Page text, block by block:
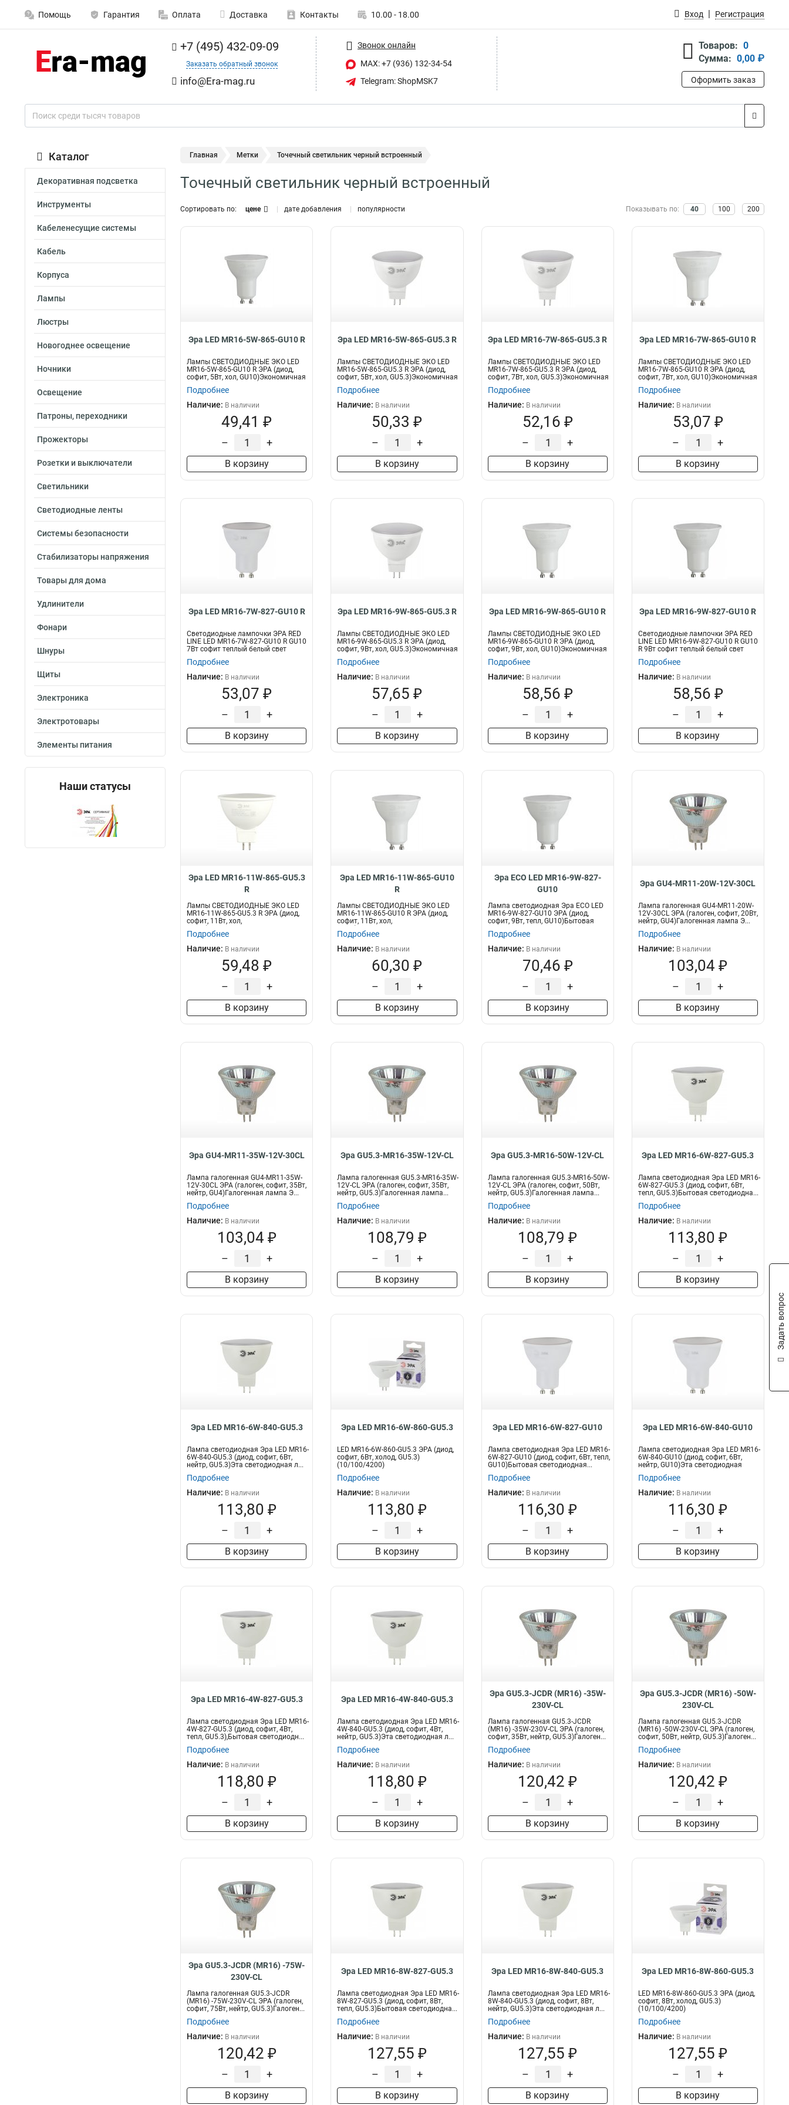
Помощь Гарантия Оплата Доставка Контакты 10.00 - 18.00 Вход Регистрация
+7 (495) 432-09-09
Заказать обратный звонок
info@Era-mag.ru
Звонок онлайн
MAX: +7 (936) 132-34-54
Telegram: ShopMSK7
Товаров: 0
Сумма: 0,00 ₽
Оформить заказ
Каталог
Декоративная подсветка
Инструменты
Кабеленесущие системы
Кабель
Корпуса
Лампы
Люстры
Новогоднее освещение
Ночники
Освещение
Патроны, переходники
Прожекторы
Розетки и выключатели
Светильники
Светодиодные ленты
Системы безопасности
Стабилизаторы напряжения
Товары для дома
Удлинители
Фонари
Шнуры
Щиты
Электроника
Электротовары
Элементы питания
Наши статусы
Главная Метки Точечный светильник черный встроенный
Точечный светильник черный встроенный
Сортировать по: цене дате добавления популярности Показывать по: 40 100 200
Эра LED MR16-5W-865-GU10 R
Лампы СВЕТОДИОДНЫЕ ЭКО LED
MR16-5W-865-GU10 R ЭРА (диод,
софит, 5Вт, хол, GU10)Экономичная
Подробнее
Наличие: В наличии
49,41 ₽
– +
В корзину
Эра LED MR16-5W-865-GU5.3 R
Лампы СВЕТОДИОДНЫЕ ЭКО LED
MR16-5W-865-GU5.3 R ЭРА (диод,
софит, 5Вт, хол, GU5.3)Экономичная
Подробнее
Наличие: В наличии
50,33 ₽
– +
В корзину
Эра LED MR16-7W-865-GU5.3 R
Лампы СВЕТОДИОДНЫЕ ЭКО LED
MR16-7W-865-GU5.3 R ЭРА (диод,
софит, 7Вт, хол, GU5.3)Экономичная
Подробнее
Наличие: В наличии
52,16 ₽
– +
В корзину
Эра LED MR16-7W-865-GU10 R
Лампы СВЕТОДИОДНЫЕ ЭКО LED
MR16-7W-865-GU10 R ЭРА (диод,
софит, 7Вт, хол, GU10)Экономичная
Подробнее
Наличие: В наличии
53,07 ₽
– +
В корзину
Эра LED MR16-7W-827-GU10 R
Светодиодные лампочки ЭРА RED
LINE LED MR16-7W-827-GU10 R GU10
7Вт софит теплый белый свет
Подробнее
Наличие: В наличии
53,07 ₽
– +
В корзину
Эра LED MR16-9W-865-GU5.3 R
Лампы СВЕТОДИОДНЫЕ ЭКО LED
MR16-9W-865-GU5.3 R ЭРА (диод,
софит, 9Вт, хол, GU5.3)Экономичная
Подробнее
Наличие: В наличии
57,65 ₽
– +
В корзину
Эра LED MR16-9W-865-GU10 R
Лампы СВЕТОДИОДНЫЕ ЭКО LED
MR16-9W-865-GU10 R ЭРА (диод,
софит, 9Вт, хол, GU10)Экономичная
Подробнее
Наличие: В наличии
58,56 ₽
– +
В корзину
Эра LED MR16-9W-827-GU10 R
Светодиодные лампочки ЭРА RED
LINE LED MR16-9W-827-GU10 R GU10
R 9Вт софит теплый белый свет
Подробнее
Наличие: В наличии
58,56 ₽
– +
В корзину
Эра LED MR16-11W-865-GU5.3
R
Лампы СВЕТОДИОДНЫЕ ЭКО LED
MR16-11W-865-GU5.3 R ЭРА (диод,
софит, 11Вт, хол,
GU5.3)Светодиодная...
Подробнее
Наличие: В наличии
59,48 ₽
– +
В корзину
Эра LED MR16-11W-865-GU10
R
Лампы СВЕТОДИОДНЫЕ ЭКО LED
MR16-11W-865-GU10 R ЭРА (диод,
софит, 11Вт, хол,
GU10)Экономичная св...
Подробнее
Наличие: В наличии
60,30 ₽
– +
В корзину
Эра ECO LED MR16-9W-827-
GU10
Лампа светодиодная Эра ECO LED
MR16-9W-827-GU10 ЭРА (диод,
софит, 9Вт, тепл, GU10)Бытовая
Подробнее
Наличие: В наличии
70,46 ₽
– +
В корзину
Эра GU4-MR11-20W-12V-30CL
Лампа галогенная GU4-MR11-20W-
12V-30CL ЭРА (галоген, софит, 20Вт,
нейтр, GU4)Галогенная лампа Э...
Подробнее
Наличие: В наличии
103,04 ₽
– +
В корзину
Эра GU4-MR11-35W-12V-30CL
Лампа галогенная GU4-MR11-35W-
12V-30CL ЭРА (галоген, софит, 35Вт,
нейтр, GU4)Галогенная лампа Э...
Подробнее
Наличие: В наличии
103,04 ₽
– +
В корзину
Эра GU5.3-MR16-35W-12V-CL
Лампа галогенная GU5.3-MR16-35W-
12V-CL ЭРА (галоген, софит, 35Вт,
нейтр, GU5.3)Галогенная лампа...
Подробнее
Наличие: В наличии
108,79 ₽
– +
В корзину
Эра GU5.3-MR16-50W-12V-CL
Лампа галогенная GU5.3-MR16-50W-
12V-CL ЭРА (галоген, софит, 50Вт,
нейтр, GU5.3)Галогенная лампа...
Подробнее
Наличие: В наличии
108,79 ₽
– +
В корзину
Эра LED MR16-6W-827-GU5.3
Лампа светодиодная Эра LED MR16-
6W-827-GU5.3 (диод, софит, 6Вт,
тепл, GU5.3)Бытовая светодиодна...
Подробнее
Наличие: В наличии
113,80 ₽
– +
В корзину
Эра LED MR16-6W-840-GU5.3
Лампа светодиодная Эра LED MR16-
6W-840-GU5.3 (диод, софит, 6Вт,
нейтр, GU5.3)Эта светодиодная л...
Подробнее
Наличие: В наличии
113,80 ₽
– +
В корзину
Эра LED MR16-6W-860-GU5.3
LED MR16-6W-860-GU5.3 ЭРА (диод,
софит, 6Вт, холод, GU5.3)
(10/100/4200)
Подробнее
Наличие: В наличии
113,80 ₽
– +
В корзину
Эра LED MR16-6W-827-GU10
Лампа светодиодная Эра LED MR16-
6W-827-GU10 (диод, софит, 6Вт, тепл,
GU10)Бытовая светодиодная...
Подробнее
Наличие: В наличии
116,30 ₽
– +
В корзину
Эра LED MR16-6W-840-GU10
Лампа светодиодная Эра LED MR16-
6W-840-GU10 (диод, софит, 6Вт,
нейтр, GU10)Эта светодиодная
Подробнее
Наличие: В наличии
116,30 ₽
– +
В корзину
Эра LED MR16-4W-827-GU5.3
Лампа светодиодная Эра LED MR16-
4W-827-GU5.3 (диод, софит, 4Вт,
тепл, GU5.3),Бытовая светодиодн...
Подробнее
Наличие: В наличии
118,80 ₽
– +
В корзину
Эра LED MR16-4W-840-GU5.3
Лампа светодиодная Эра LED MR16-
4W-840-GU5.3 (диод, софит, 4Вт,
нейтр, GU5.3)Эта светодиодная л...
Подробнее
Наличие: В наличии
118,80 ₽
– +
В корзину
Эра GU5.3-JCDR (MR16) -35W-
230V-CL
Лампа галогенная GU5.3-JCDR
(MR16) -35W-230V-CL ЭРА (галоген,
софит, 35Вт, нейтр, GU5.3)Галоген...
Подробнее
Наличие: В наличии
120,42 ₽
– +
В корзину
Эра GU5.3-JCDR (MR16) -50W-
230V-CL
Лампа галогенная GU5.3-JCDR
(MR16) -50W-230V-CL ЭРА (галоген,
софит, 50Вт, нейтр, GU5.3)Галоген...
Подробнее
Наличие: В наличии
120,42 ₽
– +
В корзину
Эра GU5.3-JCDR (MR16) -75W-
230V-CL
Лампа галогенная GU5.3-JCDR
(MR16) -75W-230V-CL ЭРА (галоген,
софит, 75Вт, нейтр, GU5.3)Галоген...
Подробнее
Наличие: В наличии
120,42 ₽
– +
В корзину
Эра LED MR16-8W-827-GU5.3
Лампа светодиодная Эра LED MR16-
8W-827-GU5.3 (диод, софит, 8Вт,
тепл, GU5.3)Бытовая светодиодна...
Подробнее
Наличие: В наличии
127,55 ₽
– +
В корзину
Эра LED MR16-8W-840-GU5.3
Лампа светодиодная Эра LED MR16-
8W-840-GU5.3 (диод, софит, 8Вт,
нейтр, GU5.3)Эта светодиодная л...
Подробнее
Наличие: В наличии
127,55 ₽
– +
В корзину
Эра LED MR16-8W-860-GU5.3
LED MR16-8W-860-GU5.3 ЭРА (диод,
софит, 8Вт, холод, GU5.3)
(10/100/4200)
Подробнее
Наличие: В наличии
127,55 ₽
– +
В корзину
Задать вопрос